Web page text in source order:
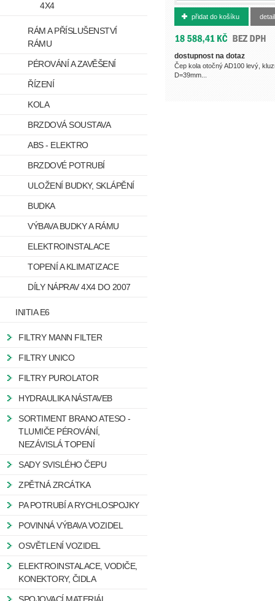
402420140
přidat do košíku detail
dostupnost na dotaz
Čep kola otočný AD100 levý,
D=39mm...
4X4
RÁM A PŘÍSLUŠENSTVÍ
RÁMU
PÉROVÁNÍ A ZAVĚŠENÍ
ŘÍZENÍ
KOLA
BRZDOVÁ SOUSTAVA
ABS - ELEKTRO
BRZDOVÉ POTRUBÍ
ULOŽENÍ BUDKY, SKLÁPĚNÍ
BUDKA
VÝBAVA BUDKY A RÁMU
ELEKTROINSTALACE
TOPENÍ A KLIMATIZACE
DÍLY NÁPRAV 4X4 DO 2007
INITIA E6
FILTRY MANN FILTER
FILTRY UNICO
FILTRY PUROLATOR
HYDRAULIKA NÁSTAVEB
SORTIMENT BRANO ATESO -
TLUMIČE PÉROVÁNÍ,
NEZÁVISLÁ TOPENÍ
SADY SVISLÉHO ČEPU
ZPĚTNÁ ZRCÁTKA
PA POTRUBÍ A RYCHLOSPOJKY
POVINNÁ VÝBAVA VOZIDEL
OSVĚTLENÍ VOZIDEL
ELEKTROINSTALACE, VODIČE,
KONEKTORY, ČIDLA